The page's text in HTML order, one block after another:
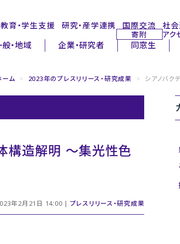
教育・学生支援 研究・産学連携 国際交流 社
寄附 アク
般・地域 企業・研究者 同窓生
ーム > 2023年のプレスリリース・研究成果 > シアノバ
構造解明 ～集光性色
年2月21日 14:00 | プレスリリース・研究成果